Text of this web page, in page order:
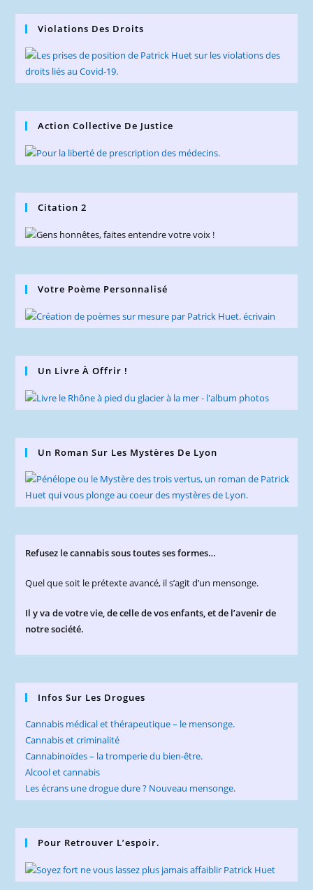
Violations Des Droits
Action Collective De Justice
Citation 2
Votre Poème Personnalisé
Un Livre À Offrir !
Un Roman Sur Les Mystères De Lyon
Refusez le cannabis sous toutes ses formes…
Quel que soit le prétexte avancé, il s’agit d’un mensonge.
Il y va de votre vie, de celle de vos enfants, et de l’avenir de
notre société.
Infos Sur Les Drogues
Cannabis médical et thérapeutique – le mensonge.
Cannabis et criminalité
Cannabinoïdes – la tromperie du bien-être.
Alcool et cannabis
Les écrans une drogue dure ? Nouveau mensonge.
Pour Retrouver L’espoir.